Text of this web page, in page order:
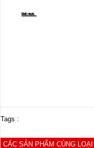
Tags :
CÁC SẢN PHẨM CÙNG LOẠI